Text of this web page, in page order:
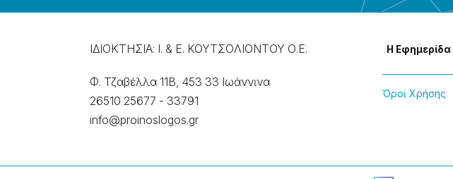
ΙΔΙΟΚΤΗΣΙΑ: Ι. & Ε. ΚΟΥΤΣΟΛΙΟΝΤΟΥ Ο.Ε.
Φ. Τζαβέλλα 11Β, 453 33 Ιωάννɩνα
26510 25677 - 33791
info@proinoslogos.gr
Η Εφημερίδα
Όροɩ Χρήσης